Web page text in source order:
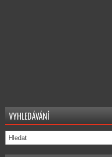
VYHLEDÁVÁNÍ